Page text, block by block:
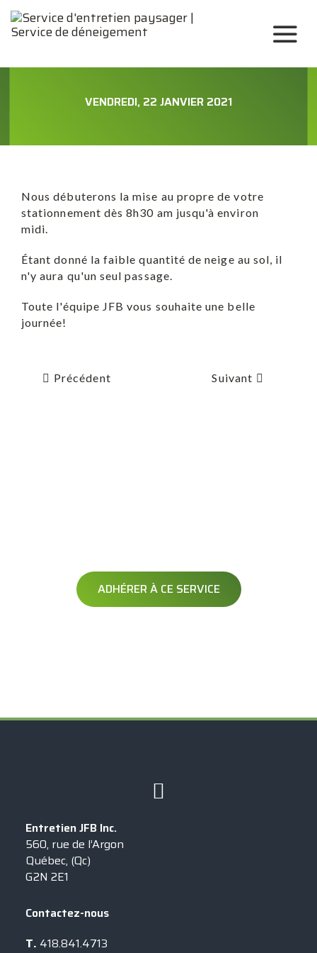
VENDREDI, 22 JANVIER 2021
Nous débuterons la mise au propre de votre
stationnement dès 8h30 am jusqu'à environ
midi.
Étant donné la faible quantité de neige au sol, il
n'y aura qu'un seul passage.
Toute l'équipe JFB vous souhaite une belle
journée!
Précédent Suivant
ADHÉRER À CE SERVICE
Entretien JFB Inc.
560, rue de l’Argon
Québec, (Qc)
G2N 2E1
Contactez-nous
T. 418.841.4713